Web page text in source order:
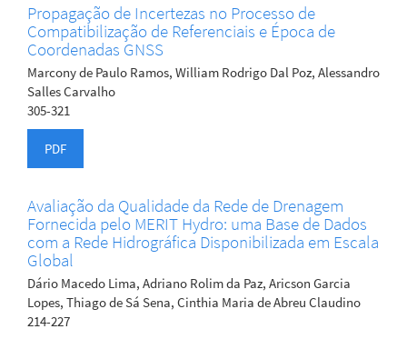
Propagação de Incertezas no Processo de
Compatibilização de Referenciais e Época de
Coordenadas GNSS
Marcony de Paulo Ramos, William Rodrigo Dal Poz, Alessandro
Salles Carvalho
305-321
PDF
Avaliação da Qualidade da Rede de Drenagem
Fornecida pelo MERIT Hydro: uma Base de Dados
com a Rede Hidrográfica Disponibilizada em Escala
Global
Dário Macedo Lima, Adriano Rolim da Paz, Aricson Garcia
Lopes, Thiago de Sá Sena, Cinthia Maria de Abreu Claudino
214-227